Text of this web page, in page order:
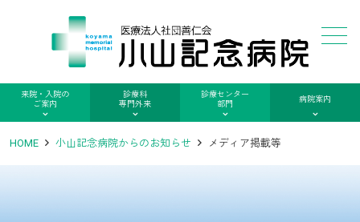
来院・入院の
ご案内
診療科
専門外来
診療センター
部門
病院案内
HOME 小山記念病院からのお知らせ メディア掲載等